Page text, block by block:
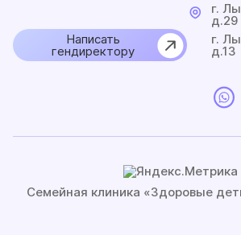
Написать
гендиректору
г.
д.29
г.
д.13
Семейная клиника «Здоровые